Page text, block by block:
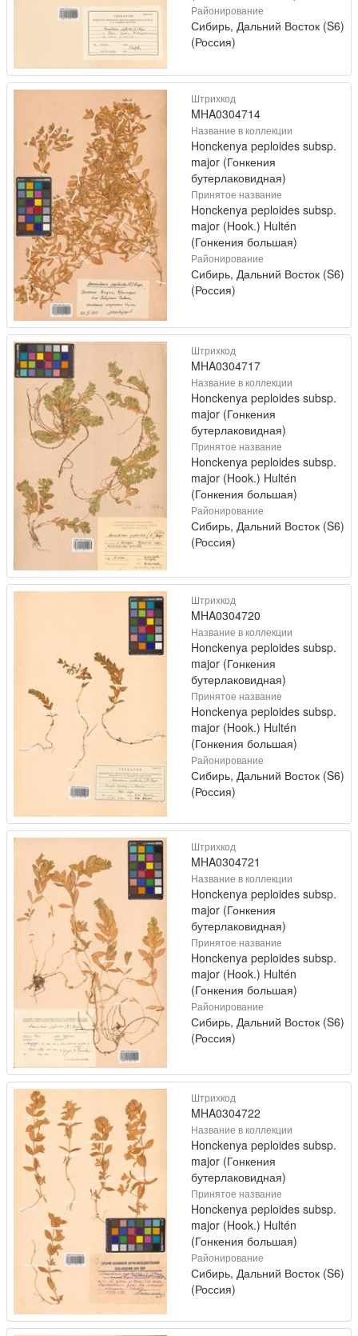
Районирование
Сибирь, Дальний Восток (S6)
(Россия)
Штрихкод
MHA0304714
Название в коллекции
Honckenya peploides subsp.
major (Гонкения
бутерлаковидная)
Принятое название
Honckenya peploides subsp.
major (Hook.) Hultén
(Гонкения большая)
Районирование
Сибирь, Дальний Восток (S6)
(Россия)
Штрихкод
MHA0304717
Название в коллекции
Honckenya peploides subsp.
major (Гонкения
бутерлаковидная)
Принятое название
Honckenya peploides subsp.
major (Hook.) Hultén
(Гонкения большая)
Районирование
Сибирь, Дальний Восток (S6)
(Россия)
Штрихкод
MHA0304720
Название в коллекции
Honckenya peploides subsp.
major (Гонкения
бутерлаковидная)
Принятое название
Honckenya peploides subsp.
major (Hook.) Hultén
(Гонкения большая)
Районирование
Сибирь, Дальний Восток (S6)
(Россия)
Штрихкод
MHA0304721
Название в коллекции
Honckenya peploides subsp.
major (Гонкения
бутерлаковидная)
Принятое название
Honckenya peploides subsp.
major (Hook.) Hultén
(Гонкения большая)
Районирование
Сибирь, Дальний Восток (S6)
(Россия)
Штрихкод
MHA0304722
Название в коллекции
Honckenya peploides subsp.
major (Гонкения
бутерлаковидная)
Принятое название
Honckenya peploides subsp.
major (Hook.) Hultén
(Гонкения большая)
Районирование
Сибирь, Дальний Восток (S6)
(Россия)